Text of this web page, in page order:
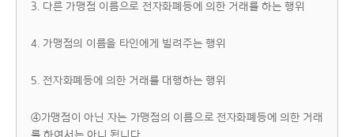
3. 다른 가맹점 이름으로 전자화폐등에 의한 거래를 하는 행위
4. 가맹점의 이름을 타인에게 빌려주는 행위
5. 전자화폐등에 의한 거래를 대행하는 행위
④가맹점이 아닌 자는 가맹점의 이름으로 전자화폐등에 의한 거래
를 하여서는 아니 됩니다.